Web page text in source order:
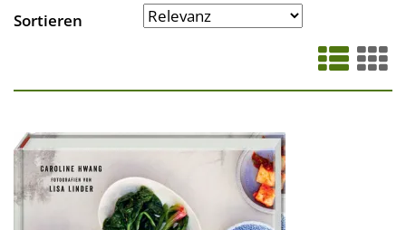
Sortieren